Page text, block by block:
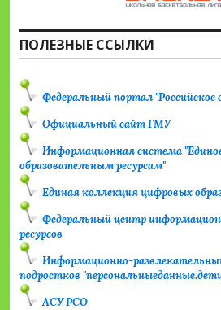
ПОЛЕЗНЫЕ ССЫЛКИ
Федеральный портал "Российское
Официальный сайт ГМУ
Информационная система
образовательным ресурсам"
Единая коллекция цифровых
Федеральный центр
ресурсов
Информационно-
подростков
АСУ РСО